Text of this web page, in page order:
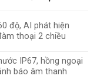
độ, AI phát hiện
thoại 2 chiều
IP67, hồng ngoại
báo âm thanh